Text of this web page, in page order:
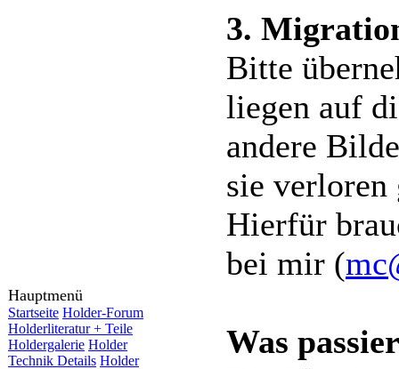
Hauptmenü
Startseite Holder-Forum
Holderliteratur + Teile
Holdergalerie Holder
Technik Details Holder
3.
Bitte
liegen auf
andere
sie verloren
Hierfür
bei mir (
Was